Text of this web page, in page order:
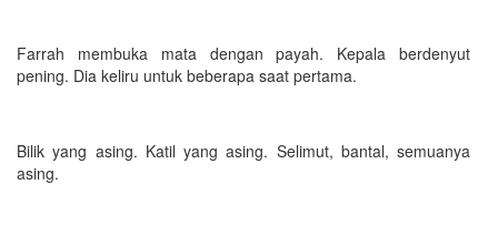
Farrah membuka mata dengan payah. Kepala berdenyut
pening. Dia keliru untuk beberapa saat pertama.
Bilik yang asing. Katil yang asing. Selimut, bantal, semuanya
asing.